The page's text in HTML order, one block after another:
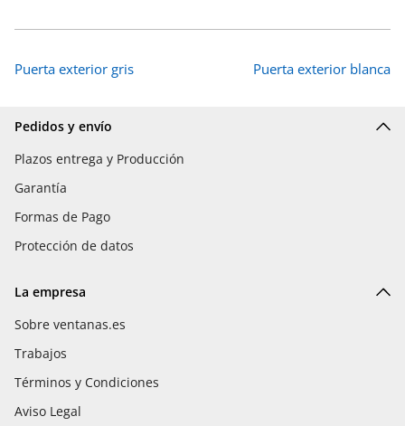
Puerta exterior gris Puerta exterior blanca
Pedidos y envío
Plazos entrega y Producción
Garantía
Formas de Pago
Protección de datos
La empresa
Sobre ventanas.es
Trabajos
Términos y Condiciones
Aviso Legal